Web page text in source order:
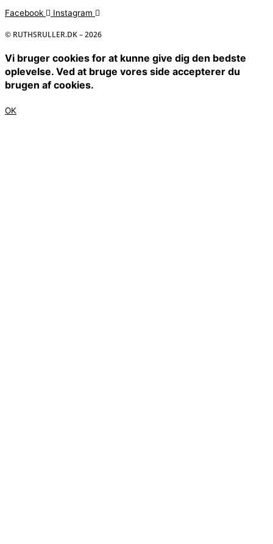
Facebook Instagram
© RUTHSRULLER.DK – 2026
Vi bruger cookies for at kunne give dig den bedste
oplevelse. Ved at bruge vores side accepterer du
brugen af cookies.
OK